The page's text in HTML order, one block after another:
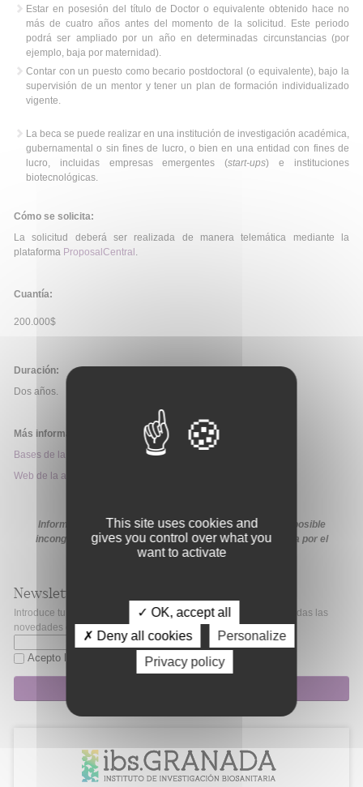
Estar en posesión del título de Doctor o equivalente obtenido hace no
más de cuatro años antes del momento de la solicitud. Este periodo
podrá ser ampliado por un año en determinadas circunstancias (por
ejemplo, baja por maternidad).
Contar con un puesto como becario postdoctoral (o equivalente), bajo la
supervisión de un mentor y tener un plan de formación individualizado
vigente.
La beca se puede realizar en una institución de investigación académica,
gubernamental o sin fines de lucro, o bien en una entidad con fines de
lucro, incluidas empresas emergentes (start-ups) e instituciones
biotecnológicas.
Cómo se solicita:
La solicitud deberá ser realizada de manera telemática mediante la
plataforma ProposalCentral .
Cuantía:
200.000$
Duración:
Dos años.
Más información:
Bases de la convocatoria
Web de la ayuda
Información extraída de la web de la ayuda. En caso de posible
incongruencia, prevalecerá la información proporcionada por el
organismo financiador en sus medios oficiales
Newsletter
Introduce tu correo electrónico si quieres mantenerte al día de todas las
novedades de Fibao.
Acepto la política de privacidad
This site uses cookies and
gives you control over what you
want to activate
✓ OK, accept all
✗ Deny all cookies
Personalize
Privacy policy